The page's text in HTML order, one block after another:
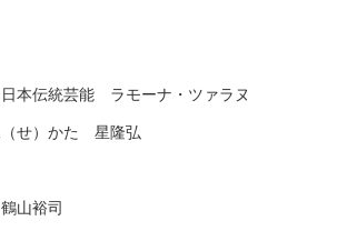
本伝統芸能 ラモーナ・ツァラヌ
せ）かた 星隆弘
山裕司